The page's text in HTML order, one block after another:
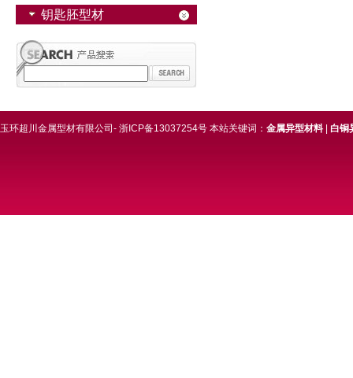
钥匙胚型材
玉环超川金属型材有限公司- 浙ICP备13037254号 本站关键词： 金属异型材料 白铜